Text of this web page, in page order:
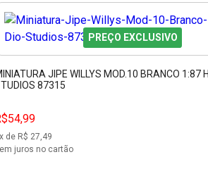
PREÇO EXCLUSIVO
JIPE WILLYS MOD.10 BRANCO 1:87
87315
x de R$ 27,49
juros no cartão